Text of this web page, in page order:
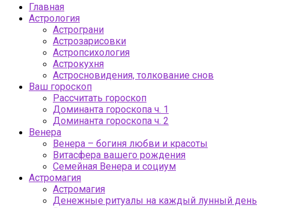
Главная
Астрология
Астрограни
Астрозарисовки
Астропсихология
Астрокухня
Астросновидения, толкование снов
Ваш гороскоп
Рассчитать гороскоп
Доминанта гороскопа ч. 1
Доминанта гороскопа ч. 2
Венера
Венера – богиня любви и красоты
Витасфера вашего рождения
Семейная Венера и социум
Астромагия
Астромагия
Денежные ритуалы на каждый лунный день